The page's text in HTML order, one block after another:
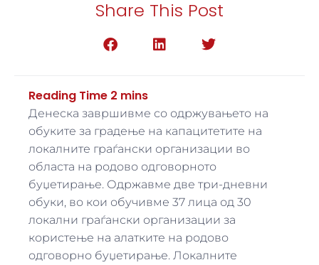
Share This Post
Денеска завршивме со одржувањето на
обуките за градење на капацитетите на
локалните граѓански организации во
областа на родово одговорното
буџетирање. Одржавме две три-дневни
обуки, во кои обучивме 37 лица од 30
локални граѓански организации за
користење на алатките на родово
одговорно буџетирање. Локалните